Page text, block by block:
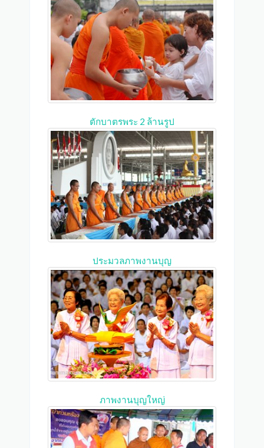
ตักบาตรพระ 2 ล้านรูป
ประมวลภาพงานบุญ
ภาพงานบุญใหญ่